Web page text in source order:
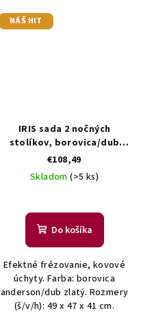
NÁŠ HIT
IRIS sada 2 nočných
stolíkov, borovica/dub
zlatý
€108,49
Skladom(>5 ks)
Do košíka
Efektné frézovanie, kovové
úchyty. Farba: borovica
anderson/dub zlatý. Rozmery
(š/v/h): 49 x 47 x 41 cm.